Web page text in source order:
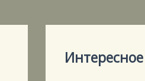
Интересное